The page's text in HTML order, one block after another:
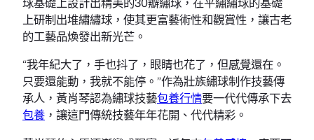
上研制出堆繡繡球，使其更富藝術性和觀賞性，讓古老
的工藝品煥發出新光芒。
“我年紀大了，手也抖了，眼睛也花了，但感覺還在。
只要還能動，我就不能停。”作為壯族繡球制作技藝傳
承人，黃肖琴認為繡球技藝包養行情要一代代傳承下去
包養 ，讓這門傳統技藝年年花開、代代精彩。